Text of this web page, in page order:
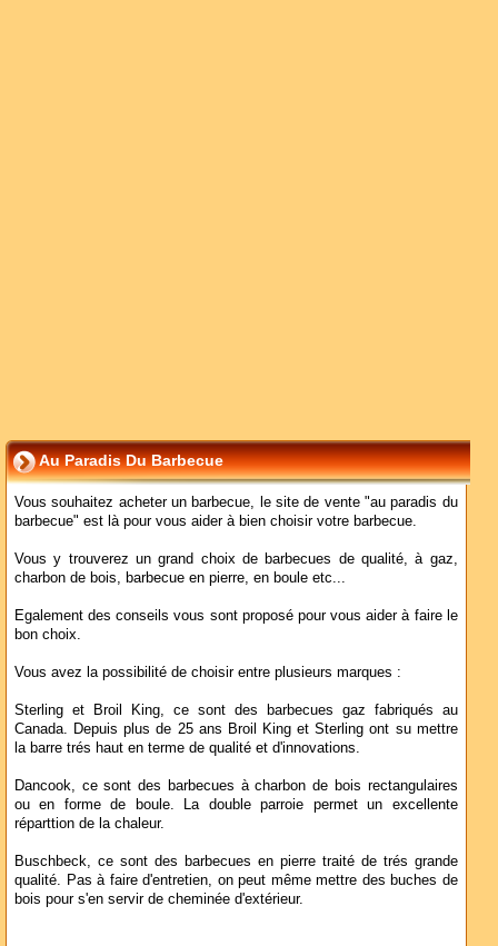
Au Paradis Du Barbecue
Vous souhaitez acheter un barbecue, le site de vente "au paradis du
barbecue" est là pour vous aider à bien choisir votre barbecue.
Vous y trouverez un grand choix de barbecues de qualité, à gaz,
charbon de bois, barbecue en pierre, en boule etc...
Egalement des conseils vous sont proposé pour vous aider à faire le
bon choix.
Vous avez la possibilité de choisir entre plusieurs marques :
Sterling et Broil King, ce sont des barbecues gaz fabriqués au
Canada. Depuis plus de 25 ans Broil King et Sterling ont su mettre
la barre trés haut en terme de qualité et d'innovations.
Dancook, ce sont des barbecues à charbon de bois rectangulaires
ou en forme de boule. La double parroie permet un excellente
réparttion de la chaleur.
Buschbeck, ce sont des barbecues en pierre traité de trés grande
qualité. Pas à faire d'entretien, on peut même mettre des buches de
bois pour s'en servir de cheminée d'extérieur.